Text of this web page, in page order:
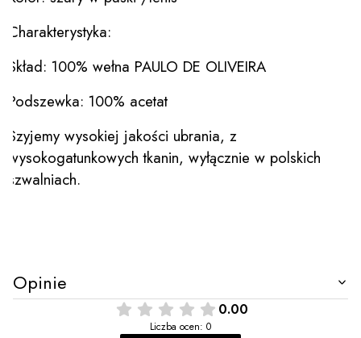
Charakterystyka:
Skład: 100% wełna PAULO DE OLIVEIRA
Podszewka: 100% acetat
Szyjemy wysokiej jakości ubrania, z
wysokogatunkowych tkanin, wyłącznie w polskich
szwalniach.
Opinie
0.00
Liczba ocen: 0